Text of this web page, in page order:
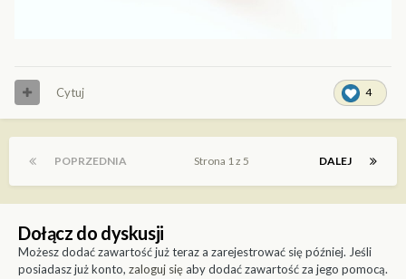
4
Cytuj
POPRZEDNIA DALEJ
Strona 1 z 5
Dołącz do dyskusji
Możesz dodać zawartość już teraz a zarejestrować się później. Jeśli
posiadasz już konto, zaloguj sięaby dodać zawartość za jego pomocą.